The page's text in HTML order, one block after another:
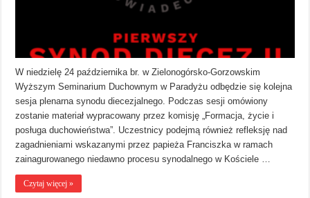
W niedzielę 24 października br. w Zielonogórsko-Gorzowskim
Wyższym Seminarium Duchownym w Paradyżu odbędzie się kolejna
sesja plenarna synodu diecezjalnego. Podczas sesji omówiony
zostanie materiał wypracowany przez komisję „Formacja, życie i
posługa duchowieństwa”. Uczestnicy podejmą również refleksję nad
zagadnieniami wskazanymi przez papieża Franciszka w ramach
zainagurowanego niedawno procesu synodalnego w Kościele …
Czytaj więcej »